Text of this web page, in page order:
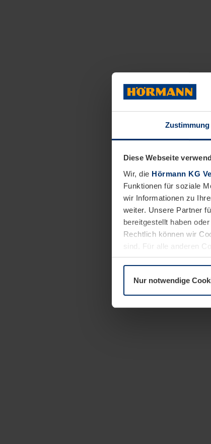
Zustimmung
Diese Webseite
Wir, die Hörmann KG
Funktionen für soziale
wir Informationen zu
weiter. Unsere Partner
bereitgestellt haben
Rechtlich können wir
sind. Für alle anderen
Erläuterung auf der
Nur notwendige